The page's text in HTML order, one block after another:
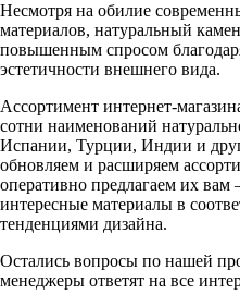
Несмотря на обилие
материалов, натуральный
повышенным спросом
эстетичности внешнего вида.
Ассортимент интернет-
сотни наименований
Испании, Турции, Индии и
обновляем и расширяем
оперативно предлагаем их вам
интересные материалы в
тенденциями дизайна.
Остались вопросы по нашей
менеджеры ответят на все